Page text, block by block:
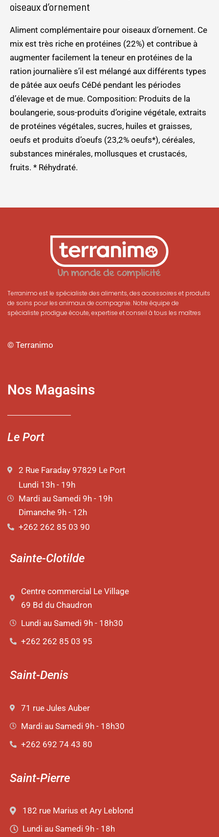
oiseaux d’ornement
Aliment complémentaire pour oiseaux d’ornement. Ce
mix est très riche en protéines (22%) et contribue à
augmenter facilement la teneur en protéines de la
ration journalière s’il est mélangé aux différents types
de pâtée aux oeufs CéDé pendant les périodes
d’élevage et de mue. Composition: Produits de la
boulangerie, sous-produits d’origine végétale, extraits
de protéines végétales, sucres, huiles et graisses,
oeufs et produits d’oeufs (23,2% oeufs*), céréales,
substances minérales, mollusques et crustacés,
fruits. * Réhydraté.
Terranimo est le spécialiste des aliments, des accessoires et produits
de soins pour les animaux de compagnie. Notre équipe de
spécialiste prodigue écoute, expertise et conseil à tous les maîtres
© Terranimo
Nos Magasins
Le Port
2 Rue Faraday 97829 Le Port
Lundi 13h - 19h
Mardi au Samedi 9h - 19h
Dimanche 9h - 12h
+262 262 85 03 90
Sainte-Clotilde
Centre commercial Le Village
69 Bd du Chaudron
Lundi au Samedi 9h - 18h30
+262 262 85 03 95
Saint-Denis
71 rue Jules Auber
Mardi au Samedi 9h - 18h30
+262 692 74 43 80
Saint-Pierre
182 rue Marius et Ary Leblond
Lundi au Samedi 9h - 18h